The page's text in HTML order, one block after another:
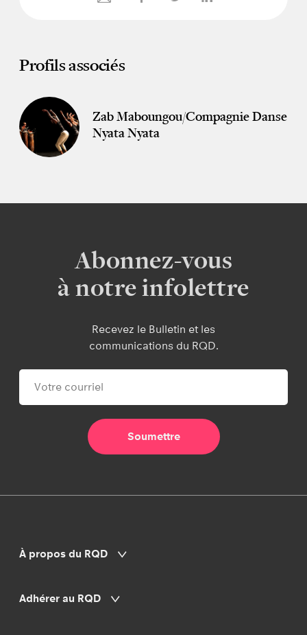
Profils associés
Zab Maboungou/Compagnie Danse
Nyata Nyata
Abonnez-vous
à notre infolettre
Recevez le Bulletin et les
communications du RQD.
À propos du RQD
Adhérer au RQD